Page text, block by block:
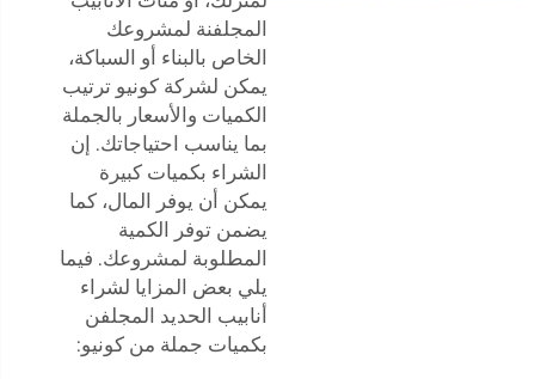
المجلفنة لمشروعك
الخاص بالبناء أو السباكة،
يمكن لشركة كونيو ترتيب
الكميات والأسعار بالجملة
بما يناسب احتياجاتك. إن
الشراء بكميات كبيرة
يمكن أن يوفر المال، كما
يضمن توفر الكمية
المطلوبة لمشروعك. فيما
يلي بعض المزايا لشراء
أنابيب الحديد المجلفن
بكميات جملة من كونيو: